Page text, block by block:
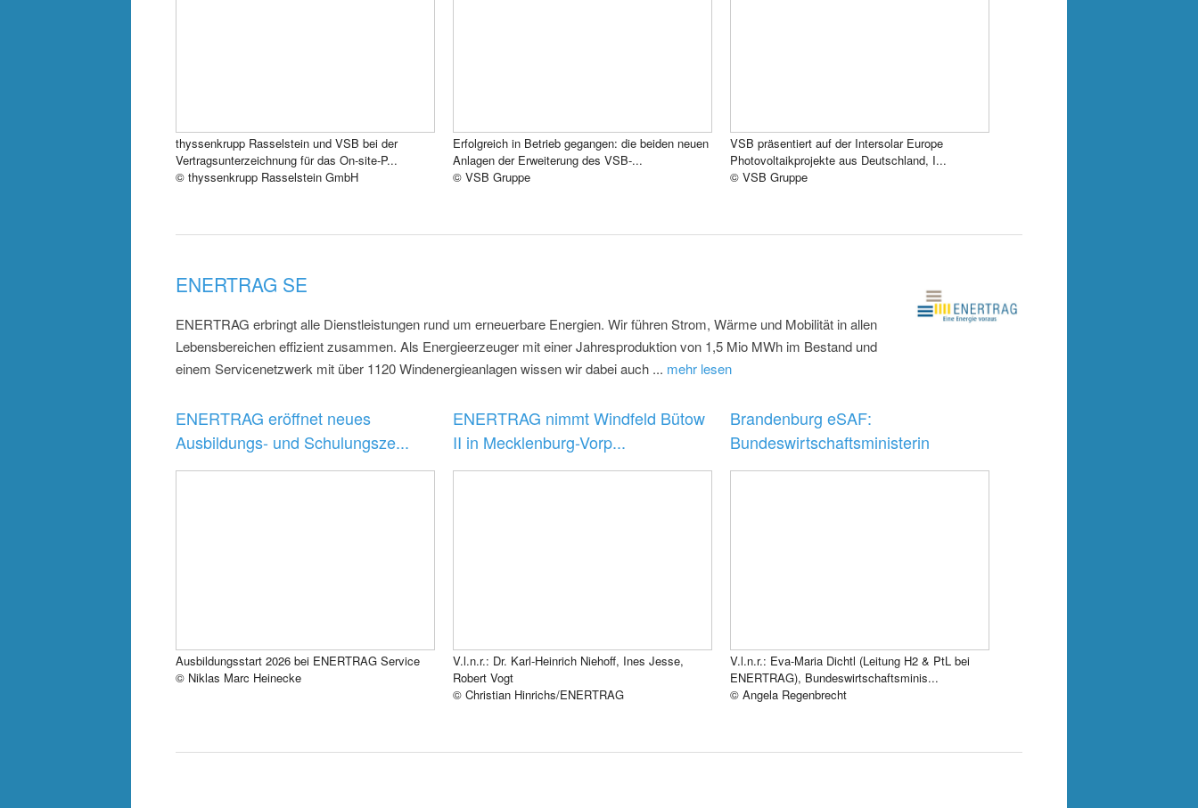
thyssenkrupp Rasselstein und VSB bei der
Vertragsunterzeichnung für das On-site-P...
© thyssenkrupp Rasselstein GmbH
Erfolgreich in Betrieb gegangen: die beiden neuen
Anlagen der Erweiterung des VSB-...
© VSB Gruppe
VSB präsentiert auf der Intersolar Europe
Photovoltaikprojekte aus Deutschland, I...
© VSB Gruppe
ENERTRAG SE
ENERTRAG erbringt alle Dienstleistungen rund um erneuerbare Energien. Wir führen Strom, Wärme und Mobilität in allen
Lebensbereichen effizient zusammen. Als Energieerzeuger mit einer Jahresproduktion von 1,5 Mio MWh im Bestand und
einem Servicenetzwerk mit über 1120 Windenergieanlagen wissen wir dabei auch ... mehr lesen
ENERTRAG eröffnet neues
Ausbildungs- und Schulungsze...
Ausbildungsstart 2026 bei ENERTRAG Service
© Niklas Marc Heinecke
ENERTRAG nimmt Windfeld Bütow
II in Mecklenburg-Vorp...
V.l.n.r.: Dr. Karl-Heinrich Niehoff, Ines Jesse,
Robert Vogt
© Christian Hinrichs/ENERTRAG
Brandenburg eSAF:
Bundeswirtschaftsministerin
Reiche...
V.l.n.r.: Eva-Maria Dichtl (Leitung H2 & PtL bei
ENERTRAG), Bundeswirtschaftsminis...
© Angela Regenbrecht